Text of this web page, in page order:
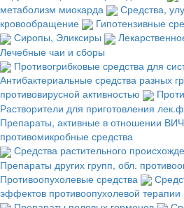
метаболизм миокарда
Средства,
кровообращение
Гипотензивные
Сиропы, Эликсиры
Лечебные чаи и сборы
Противогрибковые средства для
Антибактериальные средства разных
противовирусной активностью
Растворители для приготовления
Препараты, активные в отношении ВИЧ
противомикробные средства
Средства растительного
Препараты других групп, обл.
Противоопухолевые средства
эффектов противоопухолевой терапии